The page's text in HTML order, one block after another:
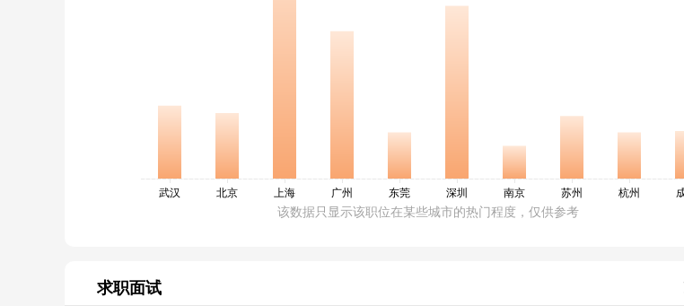
该数据只显示该职位在某些城市的热门程度，仅供参考
求职面试